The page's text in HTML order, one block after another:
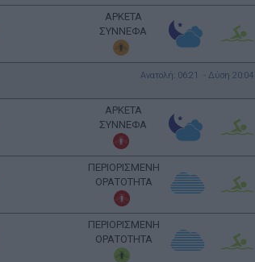
ΑΡΚΕΤΑ
ΣΥΝΝΕΦΑ
Ανατολή: 06:21 - Δύση 20:04
ΑΡΚΕΤΑ
ΣΥΝΝΕΦΑ
ΠΕΡΙΟΡΙΣΜΕΝΗ
ΟΡΑΤΟΤΗΤΑ
ΠΕΡΙΟΡΙΣΜΕΝΗ
ΟΡΑΤΟΤΗΤΑ